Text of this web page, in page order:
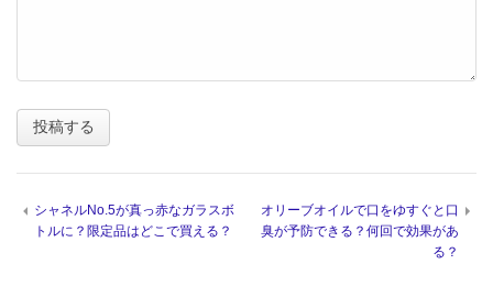
シャネルNo.5が真っ赤なガラスボ
トルに？限定品はどこで買える？
オリーブオイルで口をゆすぐと口
臭が予防できる？何回で効果があ
る？